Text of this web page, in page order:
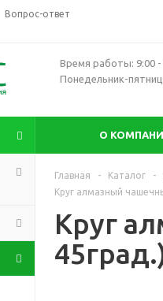
Вопрос-ответ
Время работы: 9:00 -
Понедельник-
О
Главная - Каталог -
Круг алмазный
Круг